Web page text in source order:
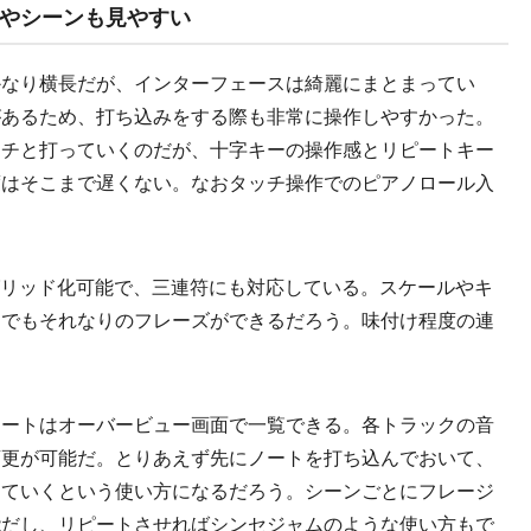
シーンも見やすい
横長だが、インターフェースは綺麗にまとまってい
るため、打ち込みをする際も非常に操作しやすかった。
と打っていくのだが、十字キーの操作感とリピートキー
そこまで遅くない。なおタッチ操作でのピアノロール入
ド化可能で、三連符にも対応している。スケールやキ
もそれなりのフレーズができるだろう。味付け程度の連
はオーバービュー画面で一覧できる。各トラックの音
が可能だ。とりあえず先にノートを打ち込んでおいて、
いくという使い方になるだろう。シーンごとにフレージ
し、リピートさせればシンセジャムのような使い方もで